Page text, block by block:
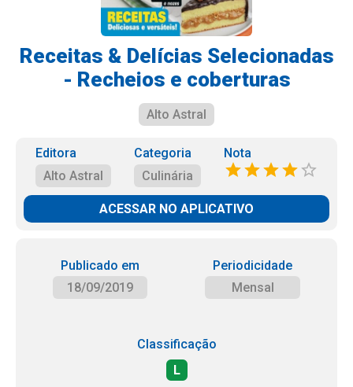
Receitas & Delícias Selecionadas
- Recheios e coberturas
Alto Astral
Editora
Alto Astral
Categoria
Culinária
Nota
ACESSAR NO APLICATIVO
Publicado em
18/09/2019
Periodicidade
Mensal
Classificação
L